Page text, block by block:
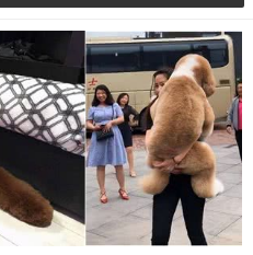
，连主人都不够它斗，智商高、
就是它——边牧。